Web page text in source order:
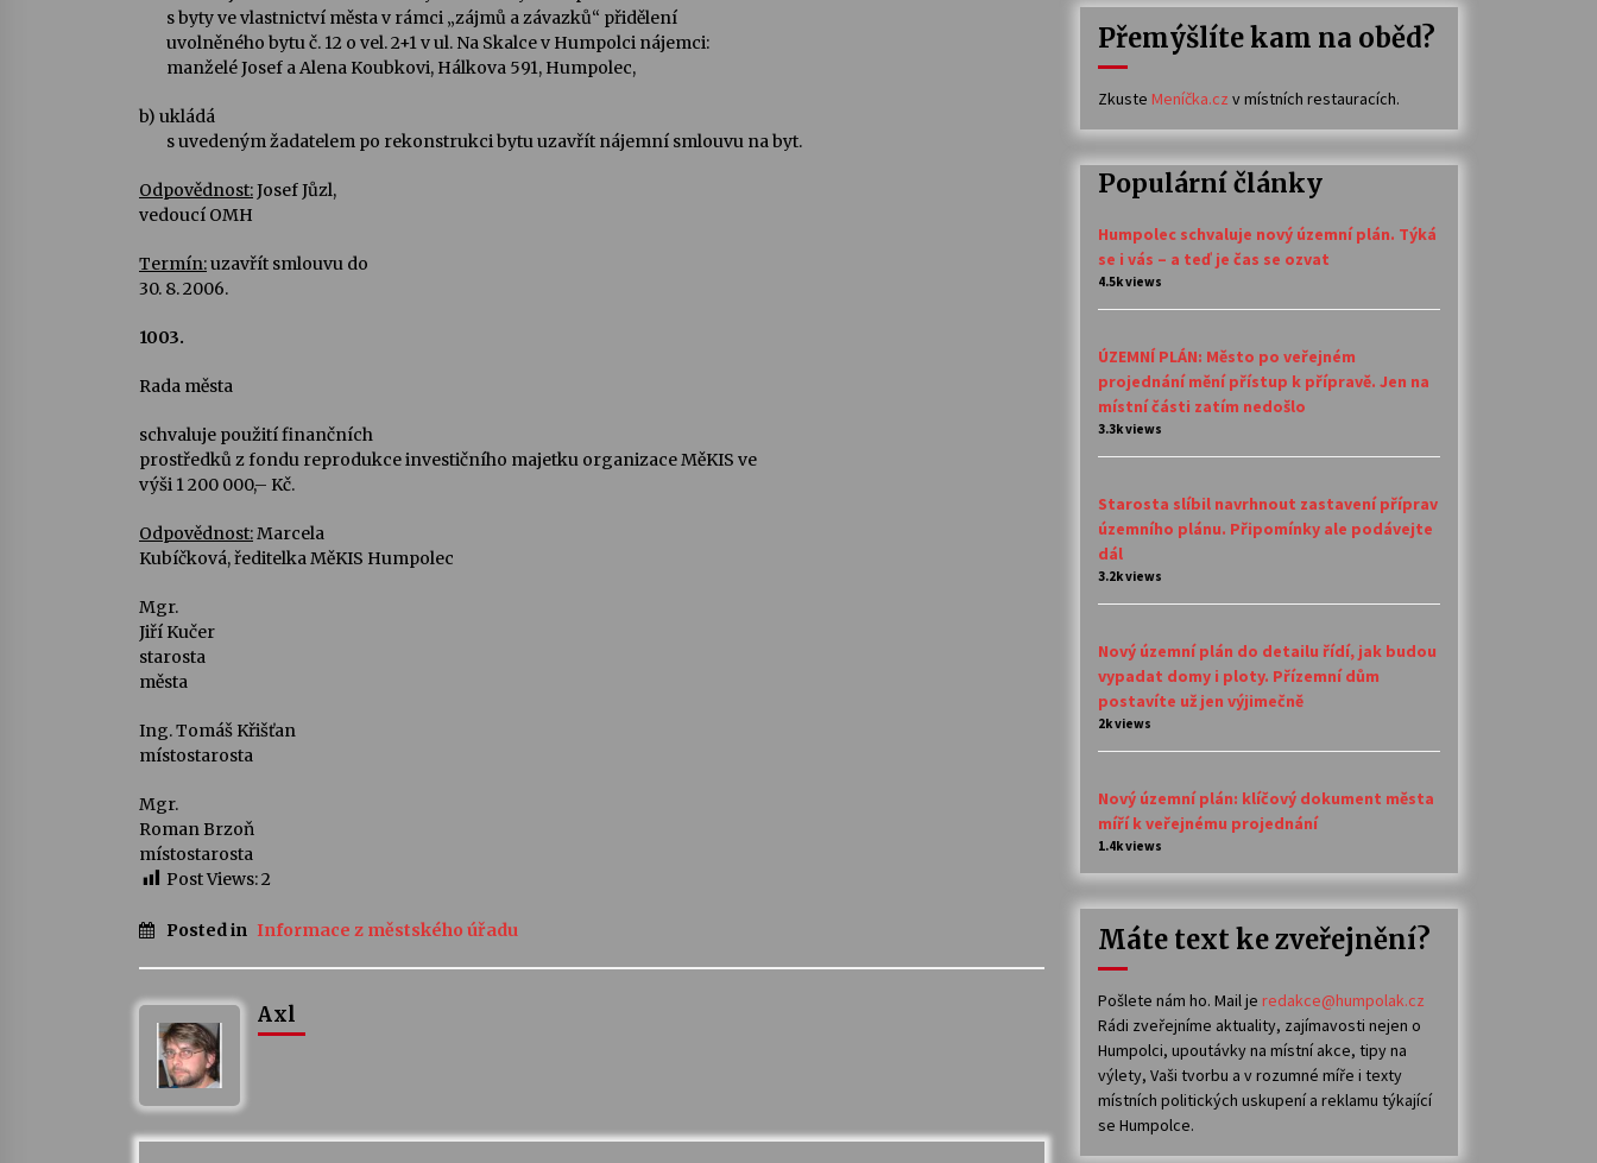
s byty ve vlastnictví města v rámci „zájmů a závazků“ přidělení
uvolněného bytu č. 12 o vel. 2+1 v ul. Na Skalce v Humpolci nájemci:
manželé Josef a Alena Koubkovi, Hálkova 591, Humpolec,
b) ukládá
s uvedeným žadatelem po rekonstrukci bytu uzavřít nájemní smlouvu na byt.
Odpovědnost:Josef Jůzl,
vedoucí OMH
Termín:uzavřít smlouvu do
30. 8. 2006.
1003.
Rada města
schvaluje použití finančních
prostředků z fondu reprodukce investičního majetku organizace MěKIS ve
výši 1 200 000,– Kč.
Odpovědnost:Marcela
Kubíčková, ředitelka MěKIS Humpolec
Mgr.
Jiří Kučer
starosta
města
Ing. Tomáš Křišťan
místostarosta
Mgr.
Roman Brzoň
místostarosta
Post Views:2
Posted in Informace z městského úřadu
Axl
Přemýšlíte kam na oběd?
Zkuste Meníčka.cz v místních restauracích.
Populární články
Humpolec schvaluje nový územní plán. Týká
se i vás – a teď je čas se ozvat
4.5k views
ÚZEMNÍ PLÁN: Město po veřejném
projednání mění přístup k přípravě. Jen na
místní části zatím nedošlo
3.3k views
Starosta slíbil navrhnout zastavení příprav
územního plánu. Připomínky ale podávejte
dál
3.2k views
Nový územní plán do detailu řídí, jak budou
vypadat domy i ploty. Přízemní dům
postavíte už jen výjimečně
2k views
Nový územní plán: klíčový dokument města
míří k veřejnému projednání
1.4k views
Máte text ke zveřejnění?
Pošlete nám ho. Mail je redakce@humpolak.cz
Rádi zveřejníme aktuality, zajímavosti nejen o
Humpolci, upoutávky na místní akce, tipy na
výlety, Vaši tvorbu a v rozumné míře i texty
místních politických uskupení a reklamu týkající
se Humpolce.